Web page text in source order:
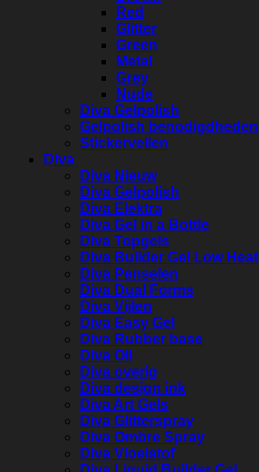
Red
Glitter
Green
Metal
Grey
Nude
Diva Gelpolish
Gelpolish benodigdheden
Stickervellen
Diva
Diva Nieuw
Diva Gelpolish
Diva Elektra
Diva Gel in a Bottle
Diva Topgels
Diva Builder Gel Low Heat
Diva Penselen
Diva Dual Forms
Diva Vijlen
Diva Easy Gel
Diva Rubber base
Diva Oil
Diva overig
Diva design ink
Diva Art Gels
Diva Glitterspray
Diva Ombre Spray
Diva Vloeistof